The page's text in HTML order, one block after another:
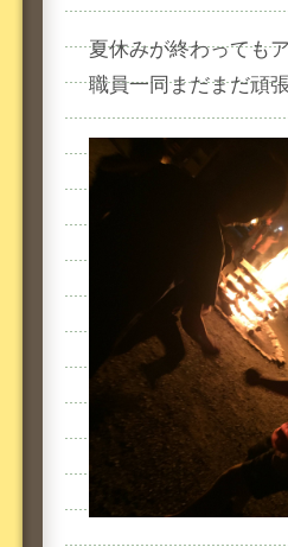
夏休みが終わっても
職員一同まだまだ頑